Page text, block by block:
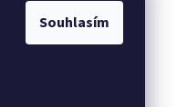
Souhlasím